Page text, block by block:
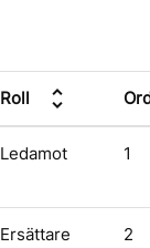
Roll unfold_more
Ledamot 1
Ersättare 2